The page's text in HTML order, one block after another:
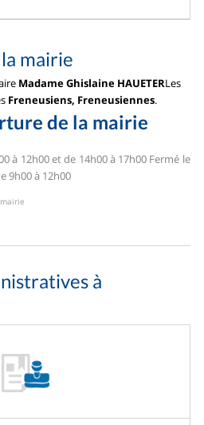
mairie
Madame Ghislaine HAUETERLes
Freneusiens, Freneusiennes.
de la mairie
à 12h00 et de 14h00 à 17h00 Fermé le
9h00 à 12h00
à